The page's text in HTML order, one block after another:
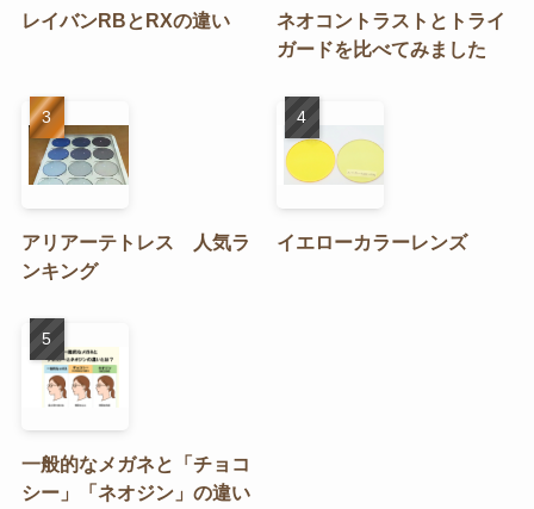
レイバンRBとRXの違い
ネオコントラストとトライ
ガードを比べてみました
アリアーテトレス 人気ラ
ンキング
イエローカラーレンズ
一般的なメガネと「チョコ
シー」「ネオジン」の違い